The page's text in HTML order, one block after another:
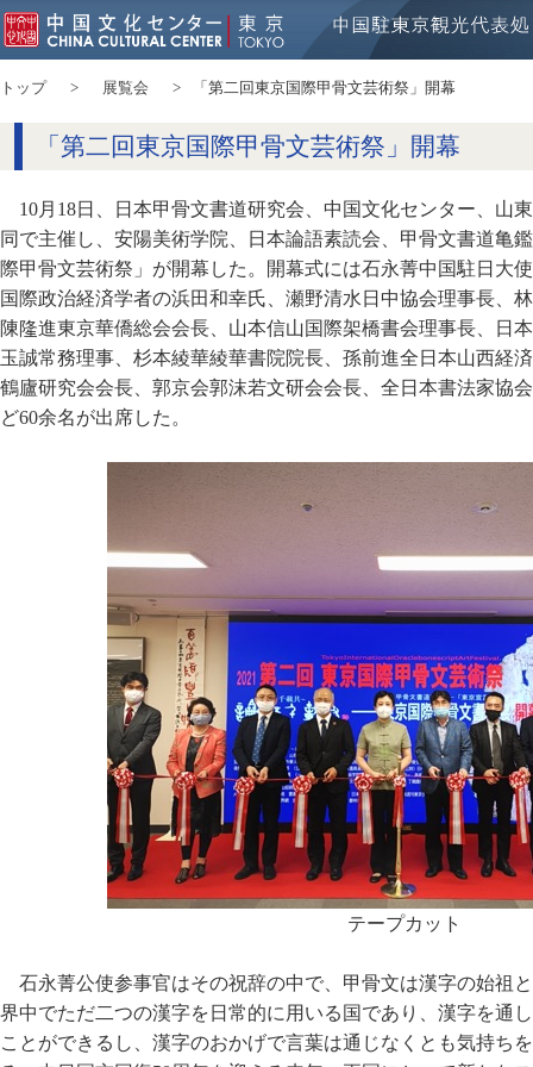
トップ 展覧会 「第二回東京国際甲骨文芸術祭」開幕
「第二回東京国際甲骨文芸術祭」開幕
10月18日、日本甲骨文書道研究会、中国文化センター、山
同で主催し、安陽美術学院、日本論語素読会、甲骨文書道亀
際甲骨文芸術祭」が開幕した。開幕式には石永菁中国駐日大
国際政治経済学者の浜田和幸氏、瀬野清水日中協会理事長、
陳隆進東京華僑総会会長、山本信山国際架橋書会理事長、日
玉誠常務理事、杉本綾華綾華書院院長、孫前進全日本山西経
鶴廬研究会会長、郭京会郭沫若文研会会長、全日本書法家協
ど60余名が出席した。
テープカット
石永菁公使参事官はその祝辞の中で、甲骨文は漢字の始祖
界中でただ二つの漢字を日常的に用いる国であり、漢字を通
ことができるし、漢字のおかげで言葉は通じなくとも気持ち